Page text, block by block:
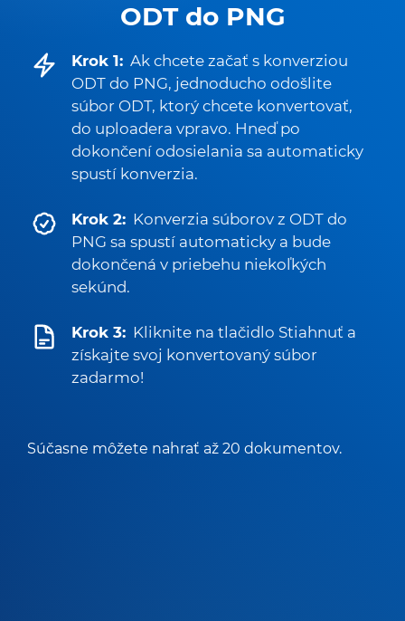
ODT do PNG
Krok 1: Ak chcete začať s konverziou
ODT do PNG, jednoducho odošlite
súbor ODT, ktorý chcete konvertovať,
do uploadera vpravo. Hneď po
dokončení odosielania sa automaticky
spustí konverzia.
Krok 2: Konverzia súborov z ODT do
PNG sa spustí automaticky a bude
dokončená v priebehu niekoľkých
sekúnd.
Krok 3: Kliknite na tlačidlo Stiahnuť a
získajte svoj konvertovaný súbor
zadarmo!
Súčasne môžete nahrať až 20 dokumentov.